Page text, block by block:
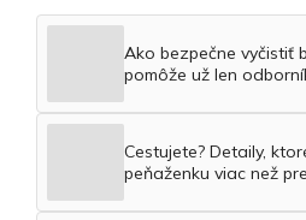
Ako bezpečne vyčistiť
pomôže už len
Cestujete? Detaily,
peňaženku viac než